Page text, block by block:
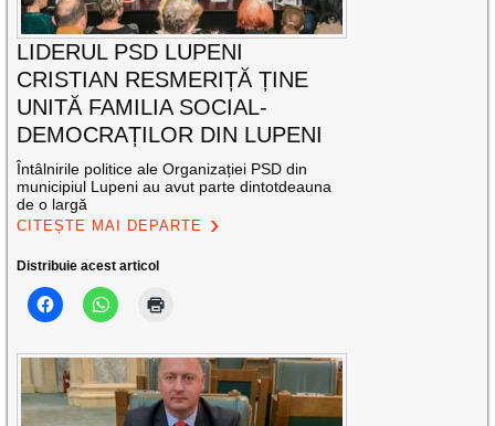
LIDERUL PSD LUPENI
CRISTIAN RESMERIȚĂ ȚINE
UNITĂ FAMILIA SOCIAL-
DEMOCRAȚILOR DIN LUPENI
Întâlnirile politice ale Organizației PSD din
municipiul Lupeni au avut parte dintotdeauna
de o largă
CITEȘTE MAI DEPARTE
Distribuie acest articol